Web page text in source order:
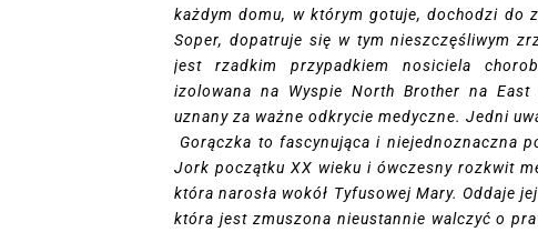
każdym domu, w którym gotuje, dochodzi do
Soper, dopatruje się w tym nieszczęśliwym
jest rzadkim przypadkiem nosiciela
izolowana na Wyspie North Brother na
uznany za ważne odkrycie medyczne. Jedni
Gorączka to fascynująca i niejednoznaczna
Jork początku XX wieku i ówczesny rozkwit
która narosła wokół Tyfusowej Mary. Oddaje
która jest zmuszona nieustannie walczyć o